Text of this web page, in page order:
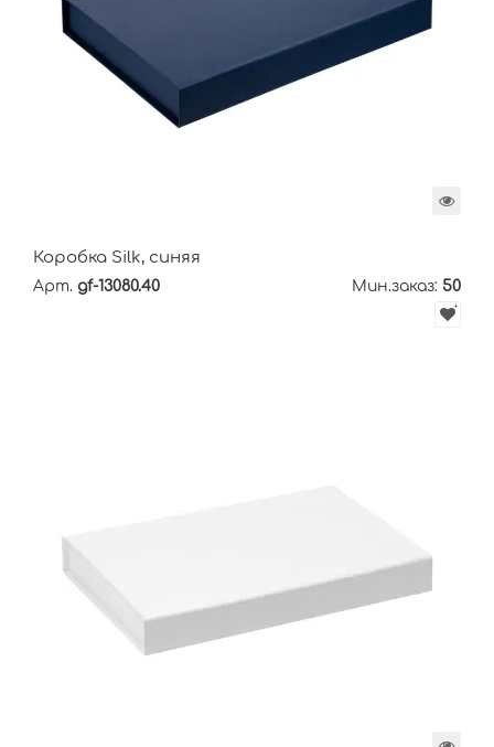
Коробка Silk, синяя
Арт. gf-13080.40 Мин.заказ: 50